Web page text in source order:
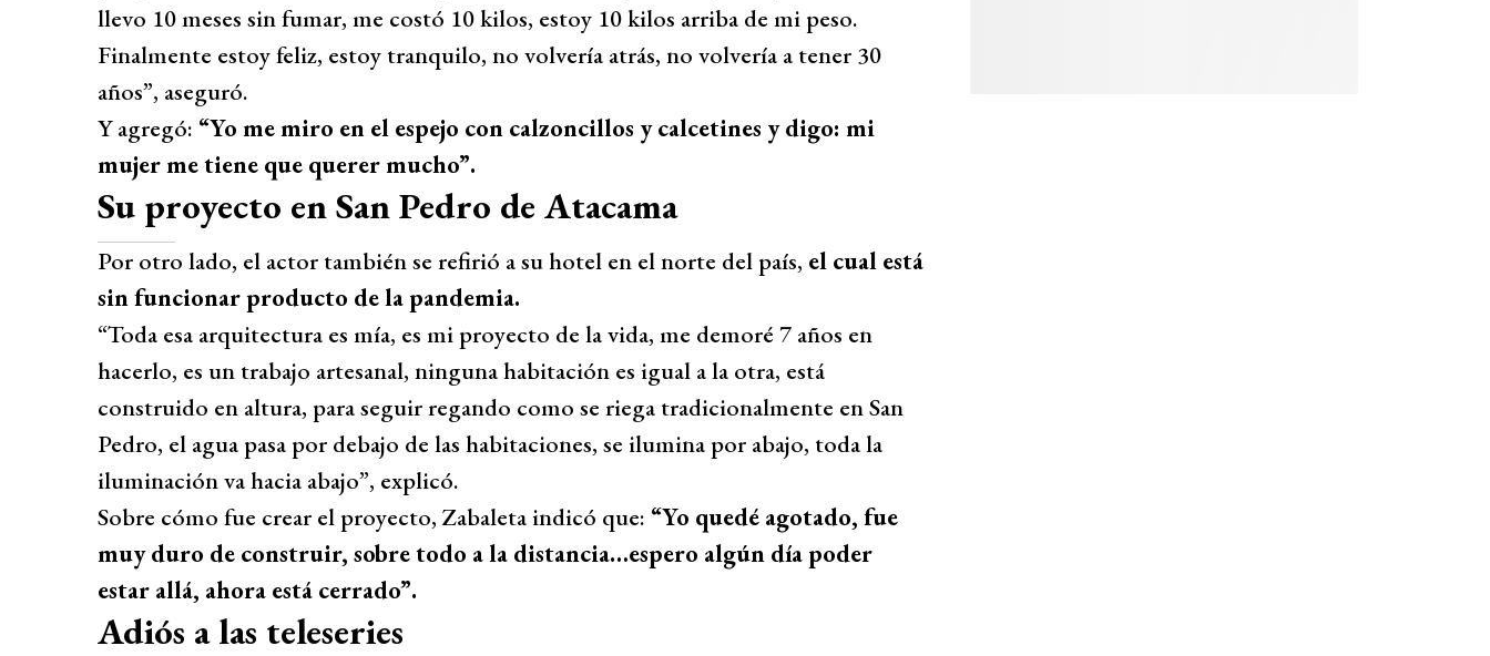
llevo 10 meses sin fumar, me costó 10 kilos, estoy 10 kilos arriba de mi peso.
Finalmente estoy feliz, estoy tranquilo, no volvería atrás, no volvería a tener 30
años”, aseguró.
Y agregó: “Yo me miro en el espejo con calzoncillos y calcetines y digo: mi
mujer me tiene que querer mucho”.
Su proyecto en San Pedro de Atacama
Por otro lado, el actor también se refirió a su hotel en el norte del país, el cual está
sin funcionar producto de la pandemia.
“Toda esa arquitectura es mía, es mi proyecto de la vida, me demoré 7 años en
hacerlo, es un trabajo artesanal, ninguna habitación es igual a la otra, está
construido en altura, para seguir regando como se riega tradicionalmente en San
Pedro, el agua pasa por debajo de las habitaciones, se ilumina por abajo, toda la
iluminación va hacia abajo”, explicó.
Sobre cómo fue crear el proyecto, Zabaleta indicó que: “Yo quedé agotado, fue
muy duro de construir, sobre todo a la distancia…espero algún día poder
estar allá, ahora está cerrado”.
Adiós a las teleseries